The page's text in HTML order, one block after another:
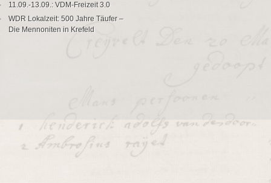
11.09.-13.09.: VDM-Freizeit 3.0
WDR Lokalzeit: 500 Jahre Täufer –
Die Mennoniten in Krefeld